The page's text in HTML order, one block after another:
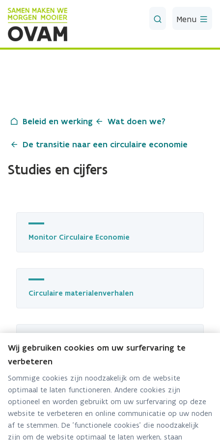
Skip to Main Content
Menu
Beleid en werking Wat doen we?
De transitie naar een circulaire economie
Studies en cijfers
Monitor Circulaire Economie
Circulaire materialenverhalen
Circulaire economie strategieën verminderen
onze broeikasgasuitstoot
Het Vlaamse milieu input-output model
Wij gebruiken cookies om uw surfervaring te
verbeteren
Sommige cookies zijn noodzakelijk om de website
optimaal te laten functioneren. Andere cookies zijn
optioneel en worden gebruikt om uw surfervaring op deze
website te verbeteren en online communicatie op uw noden
af te stemmen. De 'functionele cookies' die noodzakelijk
zijn om de website optimaal te laten werken, staan